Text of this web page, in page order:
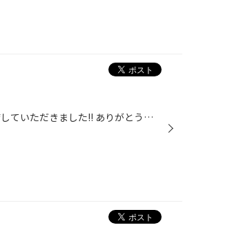
みなさんこんにちは！！ 今日も沢山のお客様に来店していただきました!! ありがとうございます＼(＾▽＾)／ スタッドレスタイヤから夏タイヤへ交換されるお客様が増えております!! 交換をお考えのお客様は早め、もしくは平日予約をご利用ください!! 今日はマフラーについてのお話です♪♪ みなさん車で...